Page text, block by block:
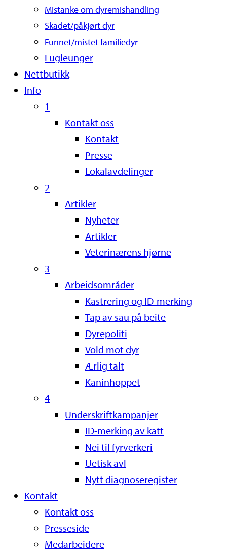
Mistanke om dyremishandling
Skadet/påkjørt dyr
Funnet/mistet familiedyr
Fugleunger
Nettbutikk
Info
1
Kontakt oss
Kontakt
Presse
Lokalavdelinger
2
Artikler
Nyheter
Artikler
Veterinærens hjørne
3
Arbeidsområder
Kastrering og ID-merking
Tap av sau på beite
Dyrepoliti
Vold mot dyr
Ærlig talt
Kaninhoppet
4
Underskriftkampanjer
ID-merking av katt
Nei til fyrverkeri
Uetisk avl
Nytt diagnoseregister
Kontakt
Kontakt oss
Presseside
Medarbeidere